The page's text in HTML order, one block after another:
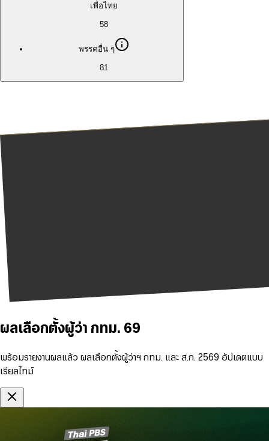
เพื่อไทย
58
พรรคอื่น ๆ
81
ผลเลือกตั้งผู้ว่า กทม. 69
พร้อมรายงานผลแล้ว ผลเลือกตั้งผู้ว่าฯ กทม. และ ส.ก. 2569 อัปเดตแบบ
เรียลไทม์